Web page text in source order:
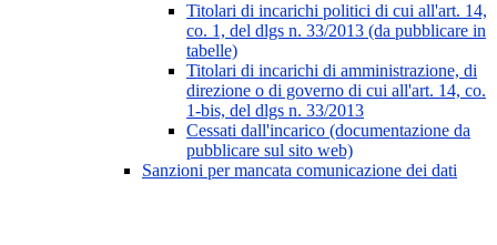
Titolari di incarichi politici di cui all'art. 14,
co. 1, del dlgs n. 33/2013 (da pubblicare in
tabelle)
Titolari di incarichi di amministrazione, di
direzione o di governo di cui all'art. 14, co.
1-bis, del dlgs n. 33/2013
Cessati dall'incarico (documentazione da
pubblicare sul sito web)
Sanzioni per mancata comunicazione dei dati